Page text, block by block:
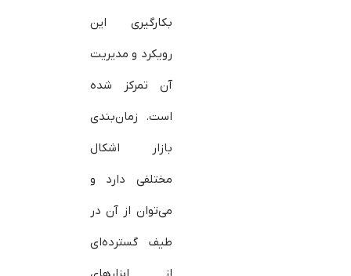
بکارگیری این
رویکرد و مدیریت
آن تمرکز شده
است. زمان‌بندی
بازار اشکال
مختلفی دارد و
می‌توان از آن در
طیف گسترده‌ای